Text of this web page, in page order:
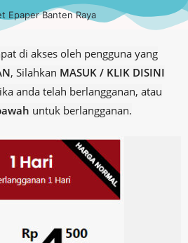
di akses oleh pengguna yang
, Silahkan MASUK / KLIK DISINI
anda telah berlangganan, atau
untuk berlangganan.